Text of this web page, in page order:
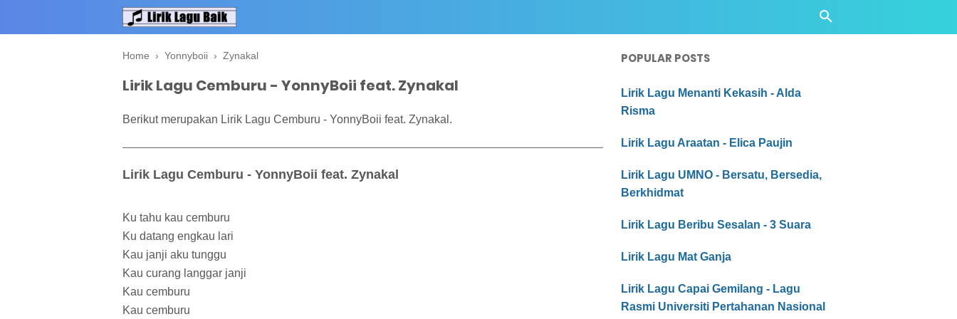
Home › Yonnyboii › Zynakal
Lirik Lagu Cemburu - YonnyBoii feat. Zynakal
Berikut merupakan Lirik Lagu Cemburu - YonnyBoii feat. Zynakal.
Lirik Lagu Cemburu - YonnyBoii feat. Zynakal
Ku tahu kau cemburu
Ku datang engkau lari
Kau janji aku tunggu
Kau curang langgar janji
Kau cemburu
Kau cemburu
POPULAR POSTS
Lirik Lagu Menanti Kekasih - Alda
Risma
Lirik Lagu Araatan - Elica Paujin
Lirik Lagu UMNO - Bersatu, Bersedia,
Berkhidmat
Lirik Lagu Beribu Sesalan - 3 Suara
Lirik Lagu Mat Ganja
Lirik Lagu Capai Gemilang - Lagu
Rasmi Universiti Pertahanan Nasional